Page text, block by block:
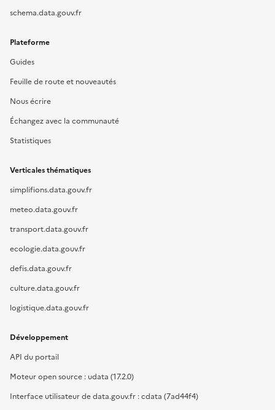
schema.data.gouv.fr
Plateforme
Guides
Feuille de route et nouveautés
Nous écrire
Échangez avec la communauté
Statistiques
Verticales thématiques
simplifions.data.gouv.fr
meteo.data.gouv.fr
transport.data.gouv.fr
ecologie.data.gouv.fr
defis.data.gouv.fr
culture.data.gouv.fr
logistique.data.gouv.fr
Développement
API du portail
Moteur open source : udata (17.2.0)
Interface utilisateur de data.gouv.fr : cdata (7ad44f4)